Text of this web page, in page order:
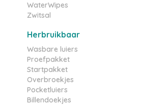
WaterWipes
Zwitsal
Herbruikbaar
Wasbare luiers
Proefpakket
Startpakket
Overbroekjes
Pocketluiers
Billendoekjes